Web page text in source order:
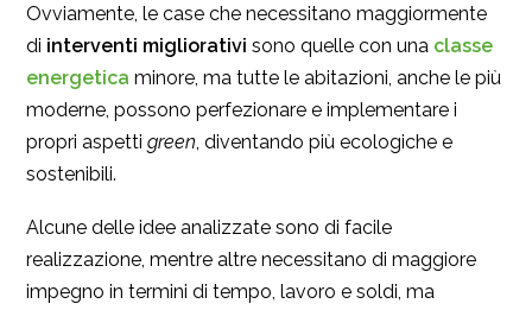
Ovviamente, le case che necessitano maggiormente
di interventi migliorativi sono quelle con una classe
energetica minore, ma tutte le abitazioni, anche le più
moderne, possono perfezionare e implementare i
propri aspetti green, diventando più ecologiche e
sostenibili.
Alcune delle idee analizzate sono di facile
realizzazione, mentre altre necessitano di maggiore
impegno in termini di tempo, lavoro e soldi, ma